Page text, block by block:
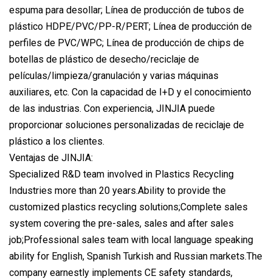
espuma para desollar; Línea de producción de tubos de
plástico HDPE/PVC/PP-R/PERT; Línea de producción de
perfiles de PVC/WPC; Línea de producción de chips de
botellas de plástico de desecho/reciclaje de
películas/limpieza/granulación y varias máquinas
auxiliares, etc. Con la capacidad de I+D y el conocimiento
de las industrias. Con experiencia, JINJIA puede
proporcionar soluciones personalizadas de reciclaje de
plástico a los clientes.
Ventajas de JINJIA:
Specialized R&D team involved in Plastics Recycling
Industries more than 20 years.Ability to provide the
customized plastics recycling solutions;Complete sales
system covering the pre-sales, sales and after sales
job;Professional sales team with local language speaking
ability for English, Spanish Turkish and Russian markets.The
company earnestly implements CE safety standards,